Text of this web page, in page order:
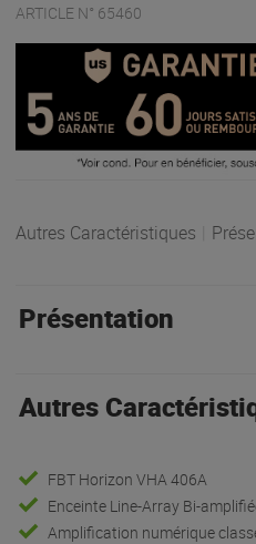
ARTICLE N° 65460
Autres Caractéristiques
Présentation
Autres
FBT Horizon VHA 406A
Enceinte Line-Array Bi-
Amplification numérique